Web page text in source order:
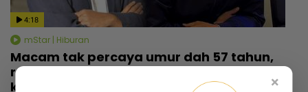
4:18
mStar | Hiburan
Macam tak percaya umur dah 57 tahun,
rupanya ini amalan mudah Rashdan Baba
kekal awet muda
×